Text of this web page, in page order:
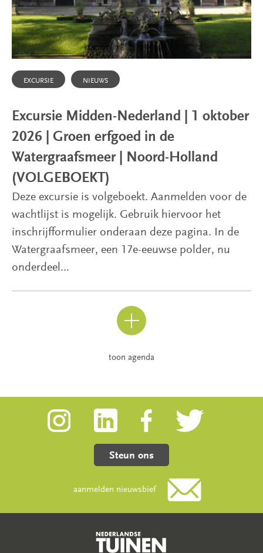
EXCURSIE NIEUWS
Excursie Midden-Nederland | 1 oktober
2026 | Groen erfgoed in de
Watergraafsmeer | Noord-Holland
(VOLGEBOEKT)
Deze excursie is volgeboekt. Aanmelden voor de
wachtlijst is mogelijk. Gebruik hiervoor het
inschrijfformulier onderaan deze pagina. In de
Watergraafsmeer, een 17e-eeuwse polder, nu
onderdeel...
toon agenda
Steun ons
aanmelden nieuwsbief